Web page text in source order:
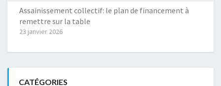
Assainissement collectif: le plan de financement à
remettre sur la table
23 janvier 2026
CATÉGORIES